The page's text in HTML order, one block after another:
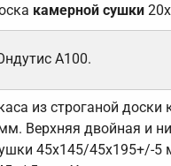
камерной сушки
А100.
из строганой
Верхняя двойная и
45х145/45х195+/-5